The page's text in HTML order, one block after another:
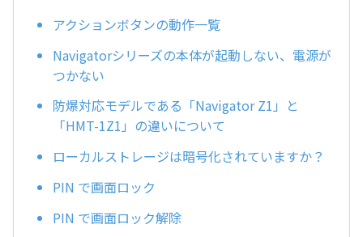
アクションボタンの動作一覧
Navigatorシリーズの本体が起動しない、電源が
つかない
防爆対応モデルである「Navigator Z1」と
「HMT-1Z1」の違いについて
ローカルストレージは暗号化されていますか？
PIN で画面ロック
PIN で画面ロック解除